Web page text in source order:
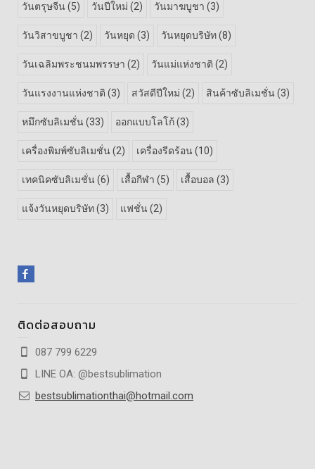
วันตรุษจีน (5) วันปีใหม่ (2) วันมาฆบูชา (3)
วันวิสาขบูชา (2) วันหยุด (3) วันหยุดบริษัท(8)
วันเฉลิมพระชนมพรรษา (2) วันแม่แห่งชาติ (2)
วันแรงงานแห่งชาติ (3) สวัสดีปีใหม่ (2) สินค้าซับลิเมชั่น (3)
หมึกซับลิเมชั่น (33) ออกแบบโลโก้(3)
เครื่องพิมพ์ซับลิเมชั่น (2) เครื่องรีดร้อน (10)
เทคนิคซับลิเมชั่น (6) เสื้อกีฬา (5) เสื้อบอล (3)
แจ้งวันหยุดบริษัท(3) แฟชั่น (2)
ติดต่อสอบถาม
087 799 6229
LINE OA: @bestsublimation
bestsublimationthai@hotmail.com